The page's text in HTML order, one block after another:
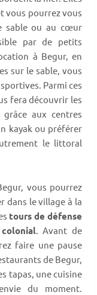
vous pourrez vous
sable ou au cœur
par de petits
à Begur, en
sur le sable, vous
Parmi ces
fera découvrir les
aux centres
kayak ou préférer
le littoral
vous pourrez
dans le village à la
tours de défense
. Avant de
faire une pause
de Begur,
tapas, une cuisine
du moment.